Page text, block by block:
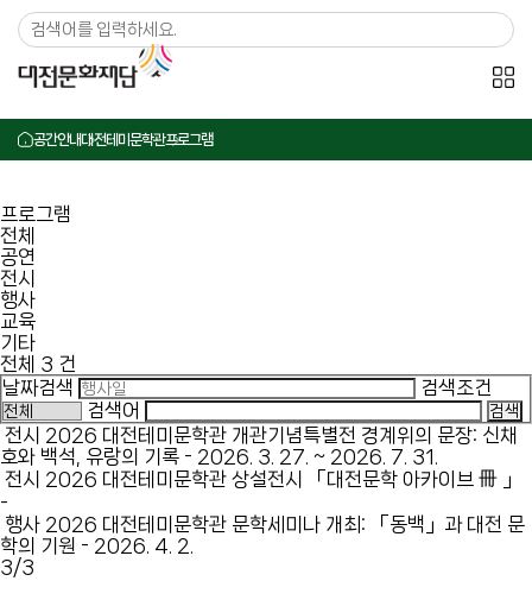
메뉴 바로가기
본문 바로가기
공간안내대전테미문학관프로그램
프로그램
전체
공연
전시
행사
교육
기타
전체 3 건
검색
날짜검색
검색조건
검색어
전시 2026 대전테미문학관 개관기념특별전 경계위의 문장: 신채
호와 백석, 유랑의 기록 - 2026. 3. 27. ~ 2026. 7. 31.
전시
2026 대전테미문학관 상설전시 「대전문학 아카이브 冊 」
-
행사 2026 대전테미문학관 문학세미나 개최: 「동백」과 대전 문
학의 기원 - 2026. 4. 2.
3/3